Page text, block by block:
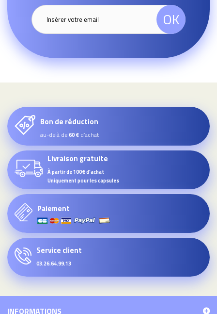
OK
Bon de réduction
au-delà de60 € d’achat
Livraison gratuite
À partir de 100€ d'achat
Uniquement pour les capsules
Paiement
Service client
03.26.64.99.13
INFORMATIONS